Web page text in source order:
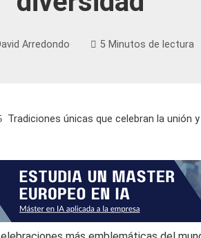
Arredondo 5 Minutos de lectura
Tradiciones únicas que celebran la unión